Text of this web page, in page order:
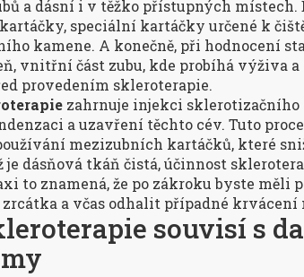
a dásní i v těžko přístupných místech.
, speciální kartáčky určené k
kamene. A konečně, při hodnocení
, vnitřní část zubu, kde probíhá výživa
provedením skleroterapie.
zahrnuje injekci sklerotizačního
a uzavření těchto cév. Tuto
mezizubních kartáčků, které
je dásňová tkáň čistá, účinnost
to znamená, že po zákroku byste
a včas odhalit případné krvácení
souvisí s